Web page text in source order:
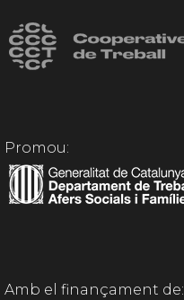
Promou:
Amb el finançament de: